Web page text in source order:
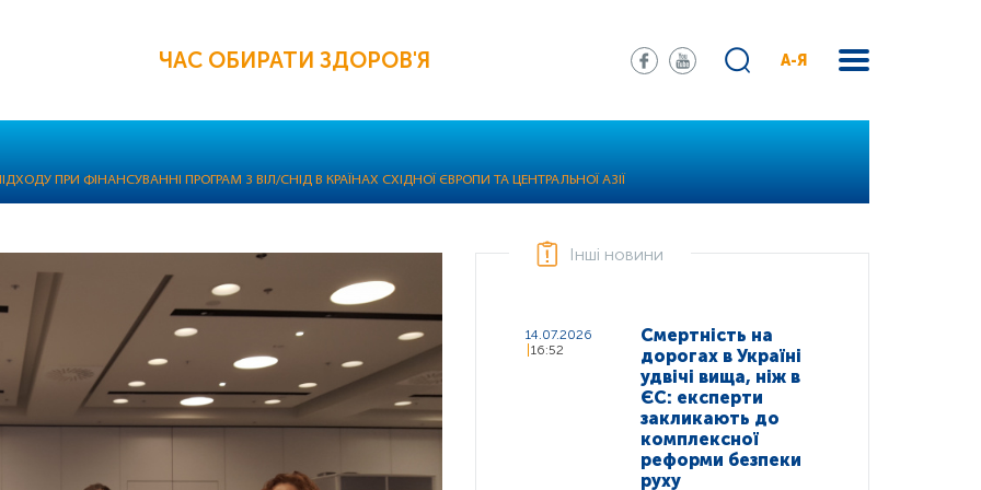
ЧАС ОБИРАТИ ЗДОРОВ'Я А-Я
ПРИ ФІНАНСУВАННІ ПРОГРАМ З ВІЛ/СНІД В КРАЇНАХ СХІДНОЇ ЄВРОПИ ТА ЦЕНТРАЛЬНОЇ АЗІЇ
Інші новини
14.07.2026
16:52
Смертність на
дорогах в Україні
удвічі вища, ніж в
ЄС: експерти
закликають до
комплексної
реформи безпеки
руху